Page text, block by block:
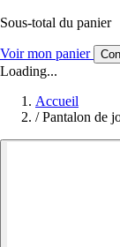
Sous-total du panier
Voir mon panier
Loading...
Accueil
/ Pantalon de